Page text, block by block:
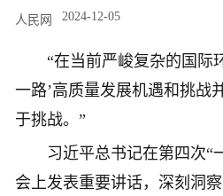
人民网 2024-12-05
“在当前严峻复杂的国际
一路’高质量发展机遇和挑战
于挑战。”
习近平总书记在第四次“
会上发表重要讲话，深刻洞